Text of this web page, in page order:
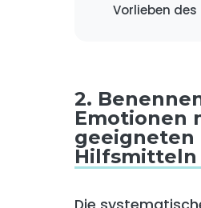
Vorlieben des
2.
Emotionen
geeigneten
Hilfsmitteln